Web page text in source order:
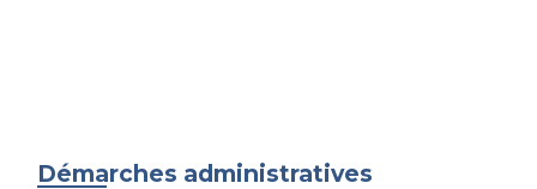
Démarches administratives